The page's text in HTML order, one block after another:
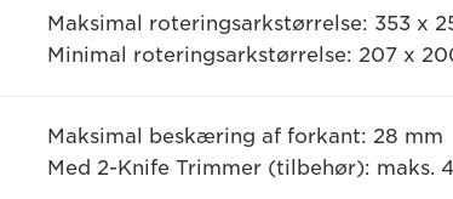
Maksimal roteringsarkstørrelse: 353 x
Minimal roteringsarkstørrelse: 207 x
Maksimal beskæring af forkant: 28 mm
Med 2-Knife Trimmer (tilbehør): maks.